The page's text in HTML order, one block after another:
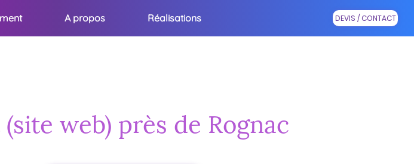
A propos Réalisations DEVIS / CONTACT
web) près de Rognac